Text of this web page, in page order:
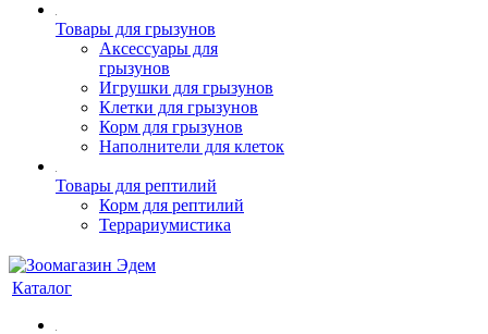
Товары для грызунов
Аксессуары для
грызунов
Игрушки для грызунов
Клетки для грызунов
Корм для грызунов
Наполнители для клеток
Товары для рептилий
Корм для рептилий
Террариумистика
Каталог